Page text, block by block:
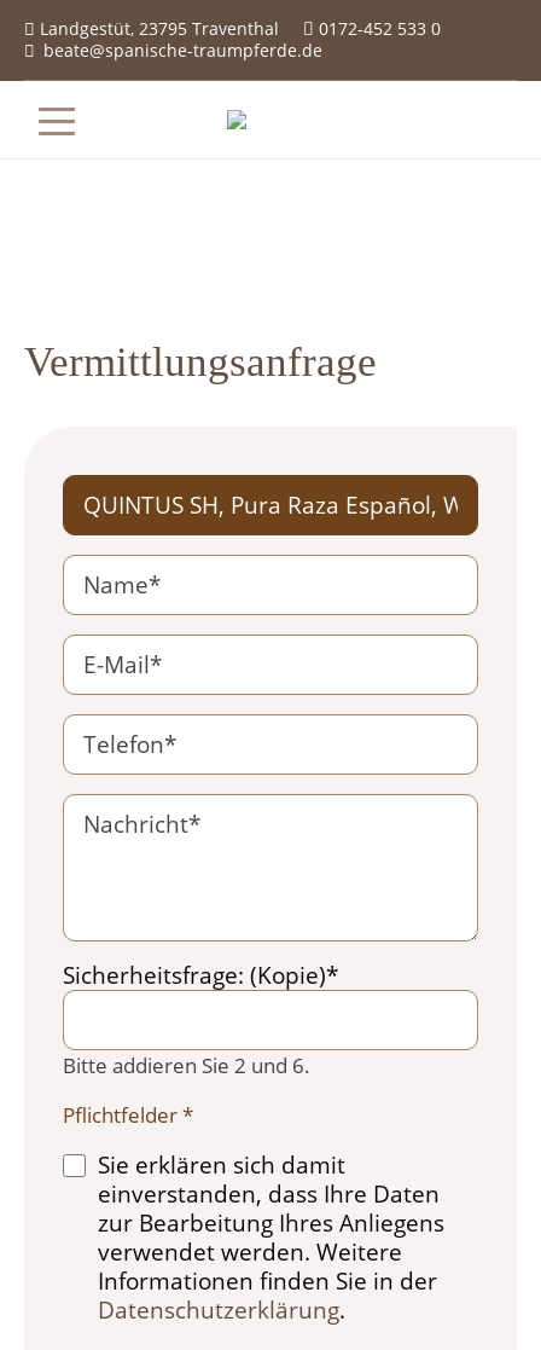
Landgestüt, 23795 Traventhal  0172-452 533 0
 beate@spanische-traumpferde.de
Vermittlungsanfrage
Pflichtfeld
Sicherheitsfrage: (Kopie)*
Bitte addieren Sie 2 und 6.
Pflichtfelder *
Sie erklären sich damit
einverstanden, dass Ihre Daten
zur Bearbeitung Ihres Anliegens
verwendet werden. Weitere
Informationen finden Sie in der
Datenschutzerklärung.